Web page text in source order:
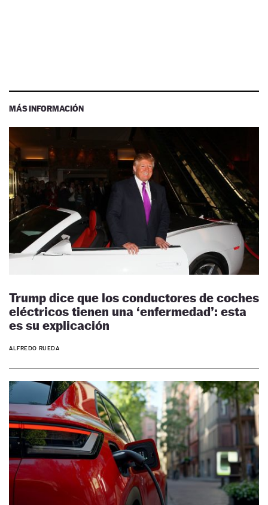
MÁS INFORMACIÓN
Trump dice que los conductores de coches
eléctricos tienen una ‘enfermedad’: esta
es su explicación
ALFREDO RUEDA